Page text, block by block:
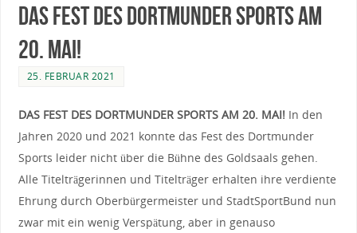
DAS FEST DES DORTMUNDER SPORTS AM
20. MAI!
25. FEBRUAR 2021
DAS FEST DES DORTMUNDER SPORTS AM 20. MAI! In den
Jahren 2020 und 2021 konnte das Fest des Dortmunder
Sports leider nicht über die Bühne des Goldsaals gehen.
Alle Titelträgerinnen und Titelträger erhalten ihre verdiente
Ehrung durch Oberbürgermeister und StadtSportBund nun
zwar mit ein wenig Verspätung, aber in genauso